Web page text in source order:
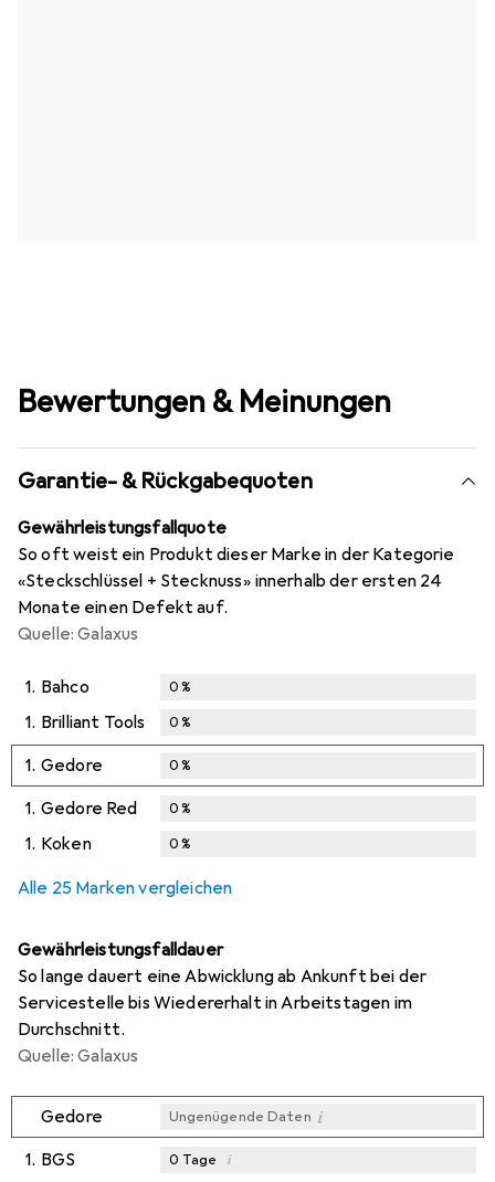
Bewertungen & Meinungen
Garantie- & Rückgabequoten
Gewährleistungsfallquote
So oft weist ein Produkt dieser Marke in der Kategorie
«Steckschlüssel + Stecknuss» innerhalb der ersten 24
Monate einen Defekt auf.
Quelle: Galaxus
1. Bahco 0%
1. Brilliant Tools 0%
1. Gedore 0%
1. Gedore Red 0%
1. Koken 0%
Alle 25 Marken vergleichen
Gewährleistungsfalldauer
So lange dauert eine Abwicklung ab Ankunft bei der
Servicestelle bis Wiedererhalt in Arbeitstagen im
Durchschnitt.
Quelle: Galaxus
Gedore Ungenügende Daten i
1. BGS 0 Tage i